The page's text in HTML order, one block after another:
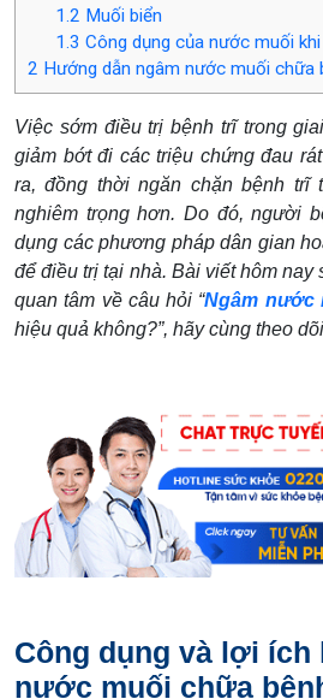
1.2 Muối biển
1.3 Công dụng của nước muối
2 Hướng dẫn ngâm nước muối chữa
Việc sớm điều trị bệnh trĩ trong
giảm bớt đi các triệu chứng đau
ra, đồng thời ngăn chặn bệnh trĩ
nghiêm trọng hơn. Do đó, người
dụng các phương pháp dân gian
để điều trị tại nhà. Bài viết hôm nay
quan tâm về câu hỏi “Ngâm nước
hiệu quả không?”, hãy cùng theo
Công dụng và lợi ích
nước muối chữa